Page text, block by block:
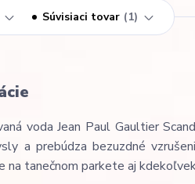
Súvisiaci tovar 1
voda Jean Paul Gaultier
a prebúdza bezuzdné
na tanečnom parkete aj